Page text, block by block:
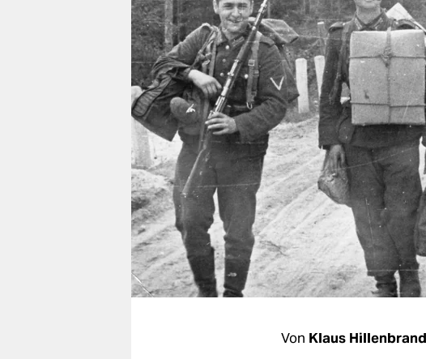
nord
wahrheit
verlag
verlag
veranstaltungen
shop
fragen & hilfe
unterstützen
abo
Von Klaus Hillenbrand